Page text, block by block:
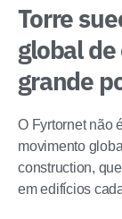
Torre
global
grande
O Fyrtornet não
movimento
construction,
em edifícios